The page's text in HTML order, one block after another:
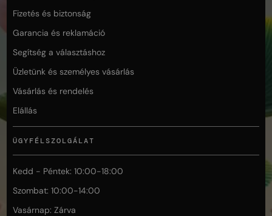
Fizetés és biztonság
Garancia és reklamáció
Segítség a választáshoz
Üzletünk és személyes vásárlás
Vásárlás és rendelés
Elállás
ÜGYFÉLSZOLGÁLAT
Kedd - Péntek: 10:00-18:00
Szombat: 10:00-14:00
Vasárnap: Zárva